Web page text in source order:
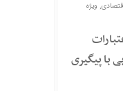
, ویژه
با پیگیری